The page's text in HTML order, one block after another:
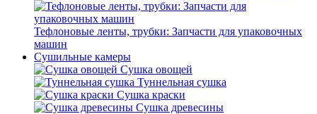
Тефлоновые ленты, трубки: Запчасти для упаковочных
машин
Сушильные камеры
Сушка овощей
Туннельная сушка
Сушка краски
Сушка древесины